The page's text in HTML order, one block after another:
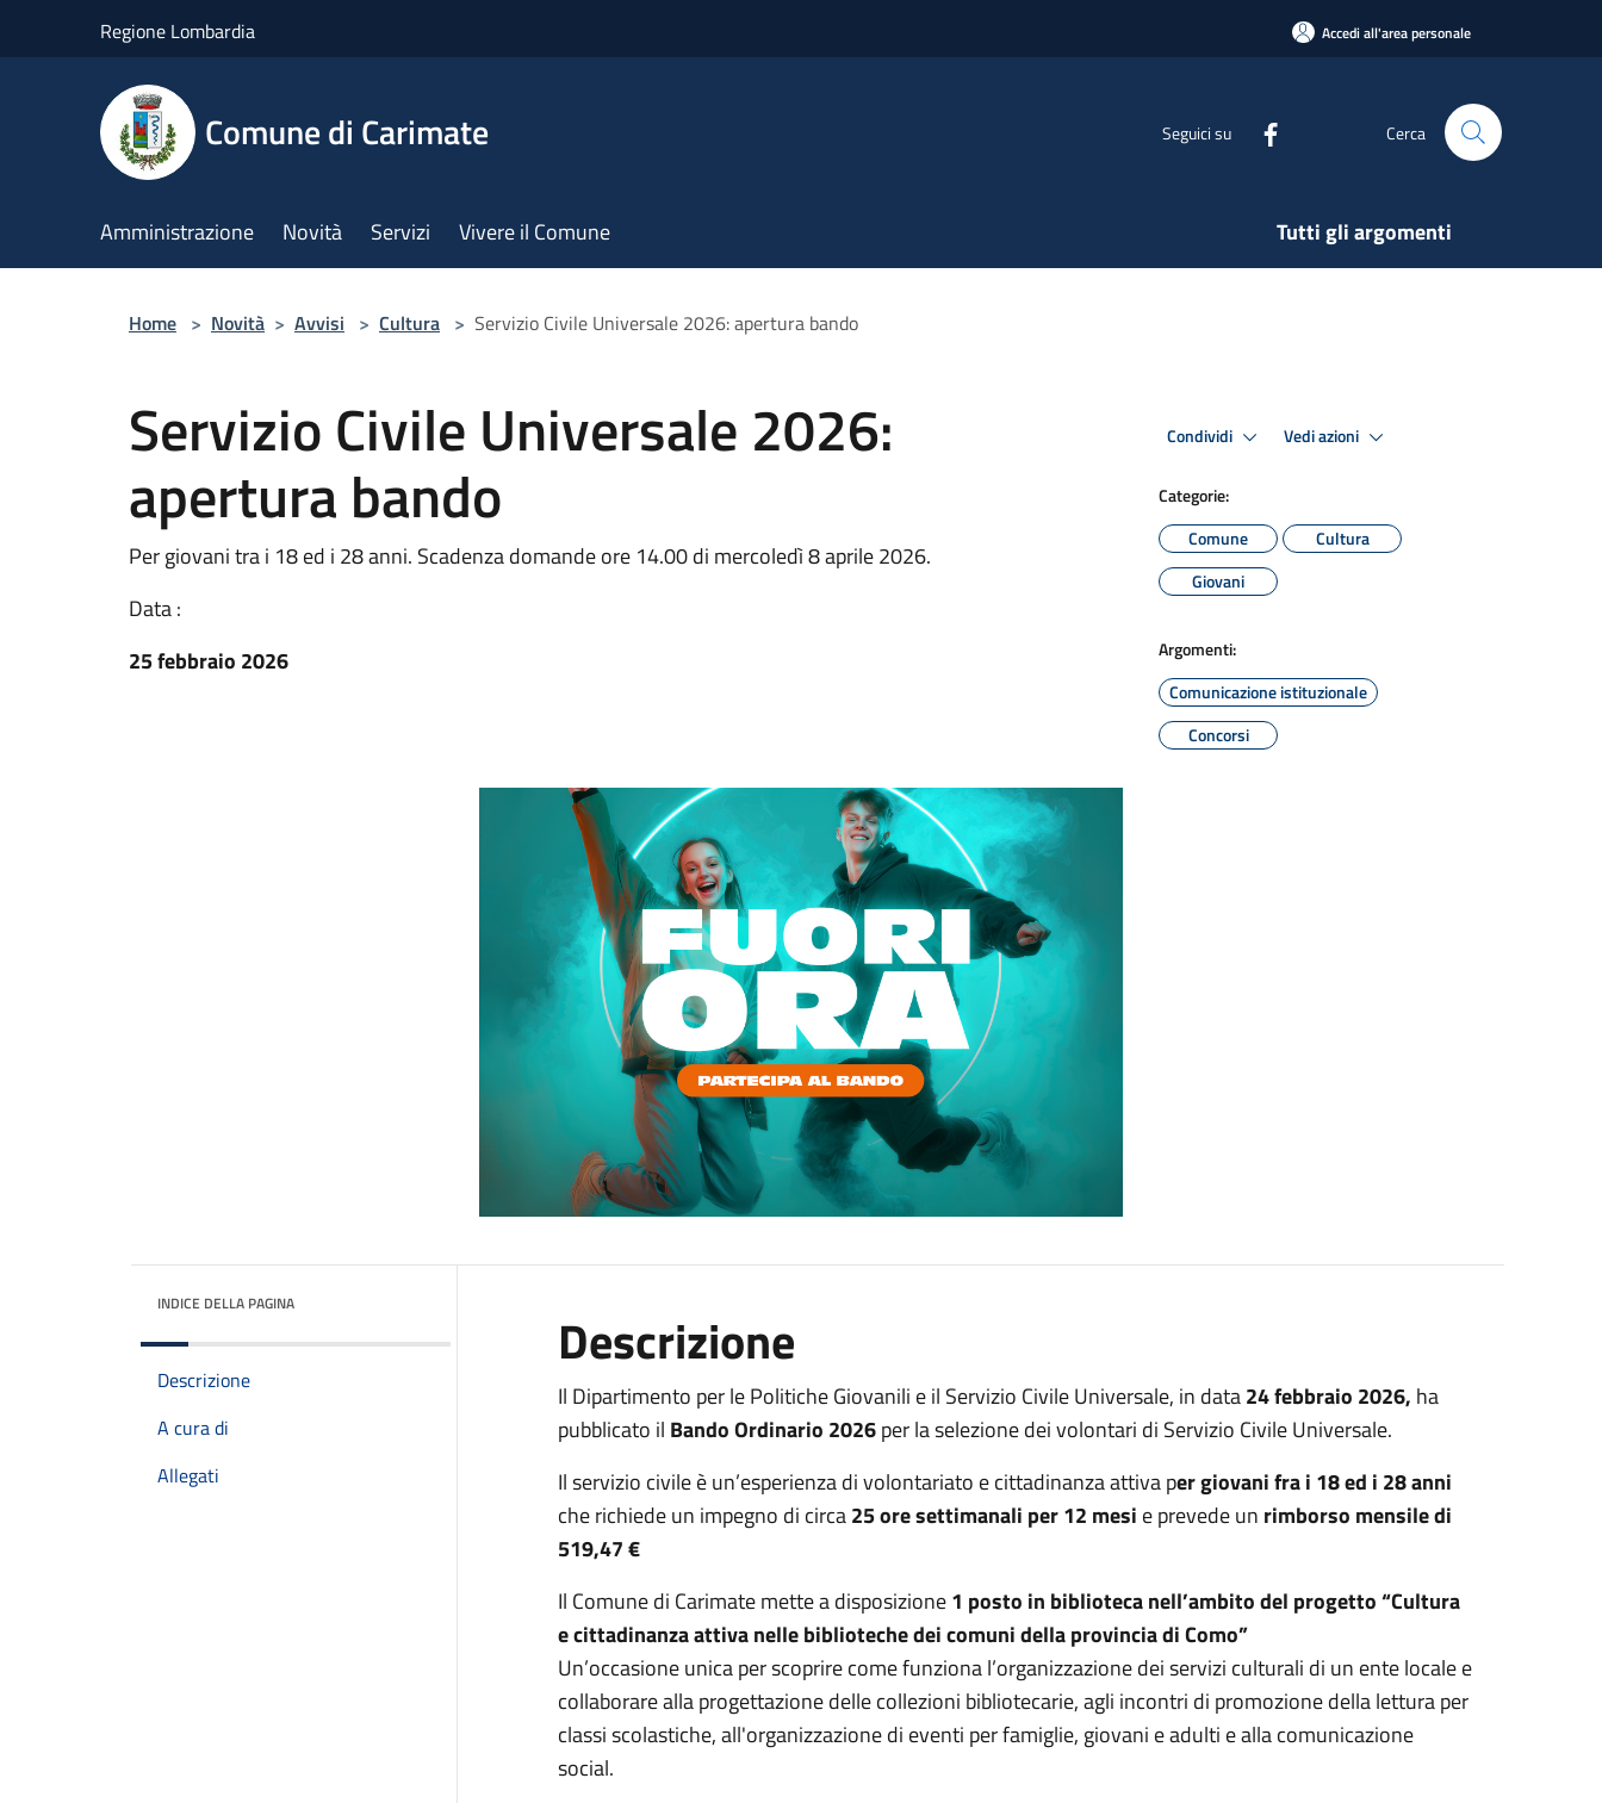
Regione Lombardia Accedi all'area personale
Comune di Carimate Seguici su Cerca
Amministrazione Novità Servizi Vivere il Comune Tutti gli argomenti
Home > Novità > Avvisi > Cultura > Servizio Civile Universale 2026: apertura bando
Servizio Civile Universale 2026:
apertura bando
Per giovani tra i 18 ed i 28 anni. Scadenza domande ore 14.00 di mercoledì 8 aprile 2026.
Data :
25 febbraio 2026
Condividi Vedi azioni
Categorie:
Comune
Cultura
Giovani
Argomenti:
Comunicazione istituzionale
Concorsi
INDICE DELLA PAGINA
Descrizione
A cura di
Allegati
Descrizione
Il Dipartimento per le Politiche Giovanili e il Servizio Civile Universale, in data24 febbraio 2026, ha
pubblicato il Bando Ordinario 2026per la selezione dei volontari di Servizio Civile Universale.
Il servizio civile è un’esperienza di volontariato e cittadinanza attiva per giovani fra i 18 ed i 28 anni
che richiede un impegno di circa25 ore settimanali per 12 mesi e prevede un rimborso mensile di
519,47 €
Il Comune di Carimate mette a disposizione1 posto in biblioteca nell’ambito del progetto “Cultura
e cittadinanza attiva nelle biblioteche dei comuni della provincia di Como”
Un’occasione unica per scoprire come funziona l’organizzazione dei servizi culturali di un ente locale e
collaborare alla progettazione delle collezioni bibliotecarie, agli incontri di promozione della lettura per
classi scolastiche, all'organizzazione di eventi per famiglie, giovani e adulti e alla comunicazione
social.